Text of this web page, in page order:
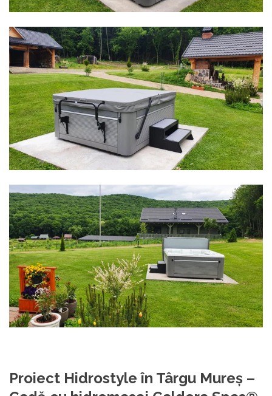
Proiect Hidrostyle în Târgu Mureş –